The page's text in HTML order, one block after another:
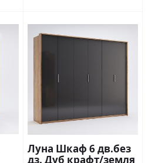
Луна Шкаф 6 дв.без
дз. Дуб крафт/земля